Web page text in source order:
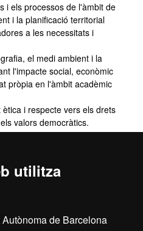
utilitza
de Barcelona
i els processos de l'àmbit de
i la planificació territorial
a les necessitats i
el medi ambient i la
l'impacte social, econòmic
pròpia en l'àmbit acadèmic
i respecte vers els drets
valors democràtics.
de la geografia, el medi
informació
el medi ambient, la
afins a diferents nivells,
i capacitat